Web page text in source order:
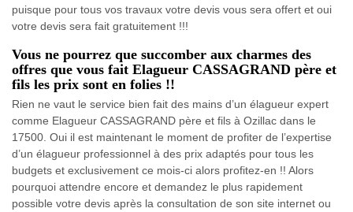
puisque pour tous vos travaux votre devis vous sera offert et oui
votre devis sera fait gratuitement !!!
Vous ne pourrez que succomber aux charmes des
offres que vous fait Elagueur CASSAGRAND père et
fils les prix sont en folies !!
Rien ne vaut le service bien fait des mains d’un élagueur expert
comme Elagueur CASSAGRAND père et fils à Ozillac dans le
17500. Oui il est maintenant le moment de profiter de l’expertise
d’un élagueur professionnel à des prix adaptés pour tous les
budgets et exclusivement ce mois-ci alors profitez-en !! Alors
pourquoi attendre encore et demandez le plus rapidement
possible votre devis après la consultation de son site internet ou